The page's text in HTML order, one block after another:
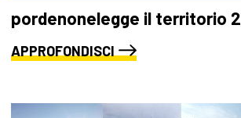
pordenonelegge il territorio
APPROFONDISCI